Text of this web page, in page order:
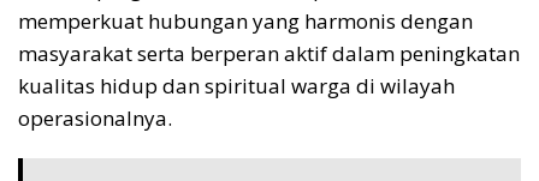
memperkuat hubungan yang harmonis dengan
masyarakat serta berperan aktif dalam peningkatan
kualitas hidup dan spiritual warga di wilayah
operasionalnya.